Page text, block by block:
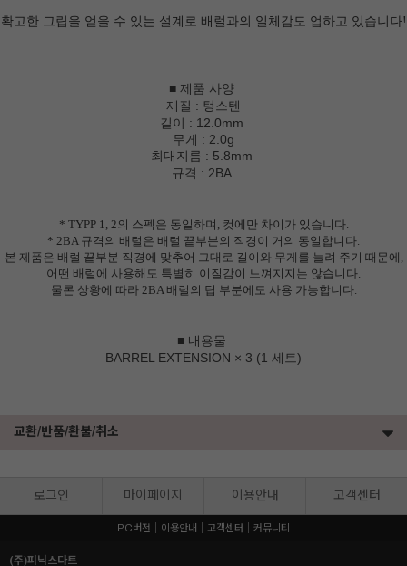
확고한 그립을 얻을 수 있는 설계로 배럴과의 일체감도 업하고 있습니다!
■ 제품 사양
재질 : 텅스텐
길이 : 12.0mm
무게 : 2.0g
최대지름 : 5.8mm
규격 : 2BA
* TYPP 1, 2의 스펙은 동일하며, 컷에만 차이가 있습니다.
* 2BA 규격의 배럴은 배럴 끝부분의 직경이 거의 동일합니다.
본 제품은 배럴 끝부분 직경에 맞추어 그대로 길이와 무게를 늘려 주기 때문에,
어떤 배럴에 사용해도 특별히 이질감이 느껴지지는 않습니다.
물론 상황에 따라 2BA 배럴의 팁 부분에도 사용 가능합니다.
■ 내용물
BARREL EXTENSION × 3 (1 세트)
교환/반품/환불/취소
로그인 마이페이지 이용안내 고객센터
PC버전 이용안내 고객센터 커뮤니티
(주)피닉스다트